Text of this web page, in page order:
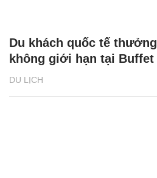
DU LỊCH
Du khách quốc tế
không giới hạn tại Buffet